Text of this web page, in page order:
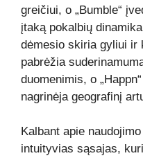
greičiui, o „Bumble“
įtaką pokalbių
dėmesio skiria gyliui ir
pabrėžia
duomenimis, o
nagrinėja geografinį
Kalbant apie
intuityvias sąsajas,